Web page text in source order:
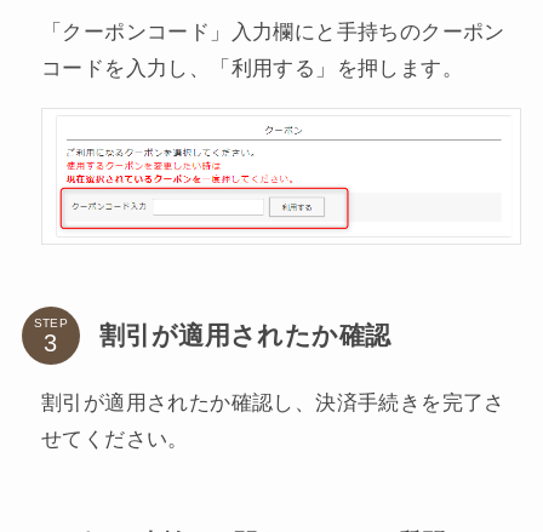
「クーポンコード」入力欄にと手持ちのクーポン
コードを入力し、「利用する」を押します。
STEP 割引が適用されたか確認
割引が適用されたか確認し、決済手続きを完了さ
せてください。